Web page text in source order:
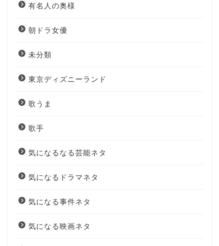
有名人の奥様
朝ドラ女優
未分類
東京ディズニーランド
歌うま
歌手
気になるなる芸能ネタ
気になるドラマネタ
気になる事件ネタ
気になる映画ネタ